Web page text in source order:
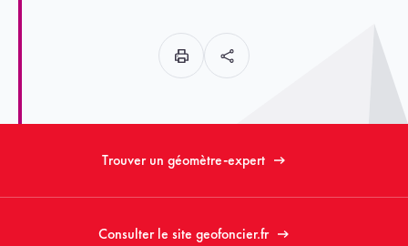
Trouver un géomètre-expert
Consulter le site geofoncier.fr